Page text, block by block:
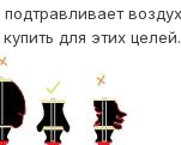
для этих целей.